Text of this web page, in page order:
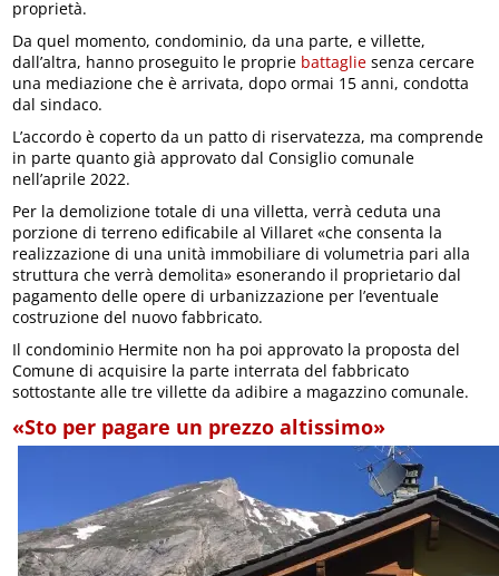
proprietà.
Da quel momento, condominio, da una parte, e villette,
dall’altra, hanno proseguito le proprie battaglie senza cercare
una mediazione che è arrivata, dopo ormai 15 anni, condotta
dal sindaco.
L’accordo è coperto da un patto di riservatezza, ma comprende
in parte quanto già approvato dal Consiglio comunale
nell’aprile 2022.
Per la demolizione totale di una villetta, verrà ceduta una
porzione di terreno edificabile al Villaret «che consenta la
realizzazione di una unità immobiliare di volumetria pari alla
struttura che verrà demolita» esonerando il proprietario dal
pagamento delle opere di urbanizzazione per l’eventuale
costruzione del nuovo fabbricato.
Il condominio Hermite non ha poi approvato la proposta del
Comune di acquisire la parte interrata del fabbricato
sottostante alle tre villette da adibire a magazzino comunale.
«Sto per pagare un prezzo altissimo»